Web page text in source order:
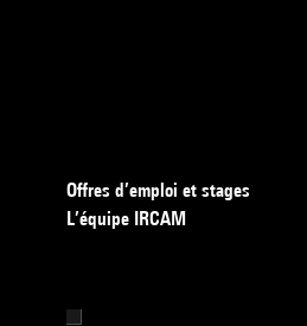
Offres d’emploi et stages
L’équipe IRCAM